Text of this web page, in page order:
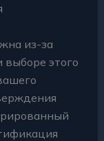
из-за
этого